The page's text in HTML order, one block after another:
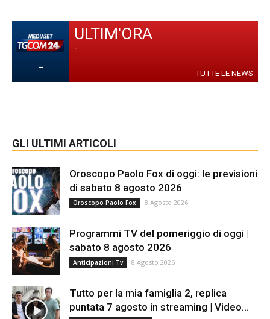
-
ULTIM'ORA
-
TUTTE LE NEWS
GLI ULTIMI ARTICOLI
Oroscopo Paolo Fox di oggi: le previsioni
di sabato 8 agosto 2026
Oroscopo Paolo Fox 8 Agosto 2026
Programmi TV del pomeriggio di oggi |
sabato 8 agosto 2026
Anticipazioni Tv 8 Agosto 2026
Tutto per la mia famiglia 2, replica
puntata 7 agosto in streaming | Video...